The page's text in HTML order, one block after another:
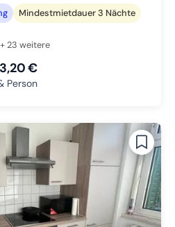
Mindestmietdauer 3 Nächte
+ 23 weitere
€
Person